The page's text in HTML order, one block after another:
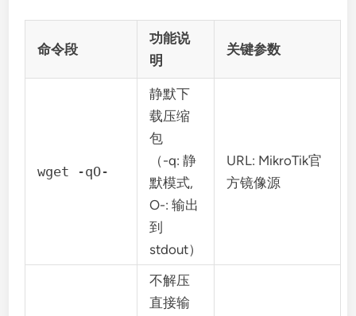
命令段
功能说
明
关键参数
wget -qO-
静默下
载压缩
包
（-q: 静
默模式,
O-: 输出
到
stdout）
URL: MikroTik官
方镜像源
不解压
直接输